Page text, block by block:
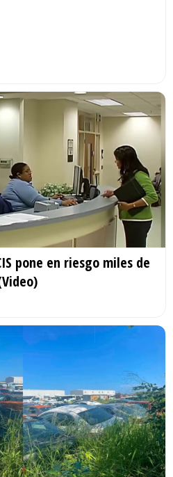
pone en riesgo miles de